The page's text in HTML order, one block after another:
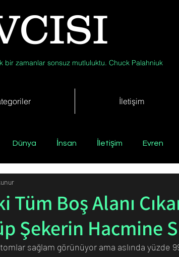
bir zamanlar sonsuz mutluluktu. Chuck Palahniuk
İletişim
Dünya İnsan İletişim Evren
Günün Düşüneni Çevre Kısa Kısa
Tüm Boş Alanı
Şekerin Hacmine
sağlam görünüyor ama aslında yüzde